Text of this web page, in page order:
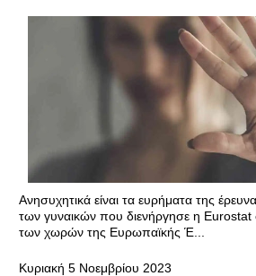
Ανησυχητικά είναι τα ευρήματα της
των γυναικών που διενήργησε η Eurostat
των χωρών της Ευρωπαϊκής Έ...
Κυριακή 5 Νοεμβρίου 2023